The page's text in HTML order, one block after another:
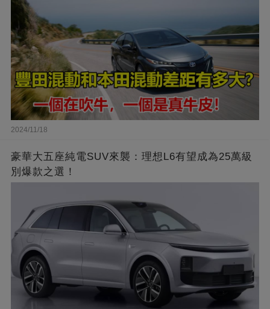
2024/11/18
豪華大五座純電SUV來襲：理想L6有望成為25萬級
別爆款之選！